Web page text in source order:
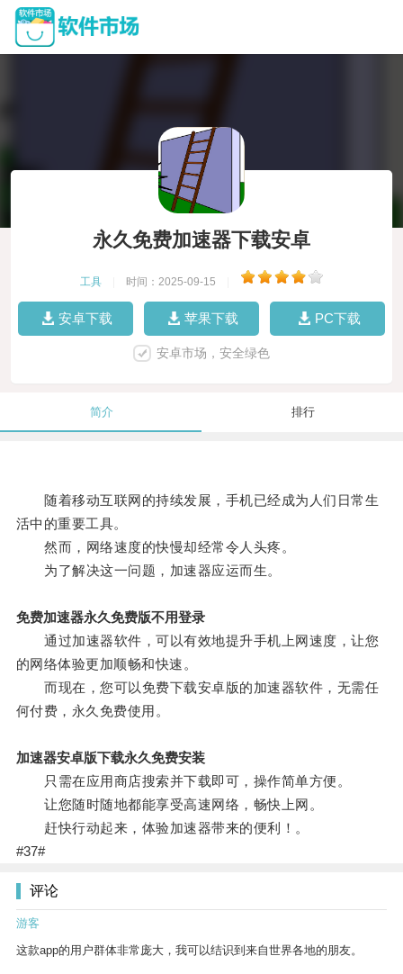
永久免费加速器下载安卓
工具 时间：2025-09-15
安卓下载 苹果下载 PC下载
安卓市场，安全绿色
简介 排行
随着移动互联网的持续发展，手机已经成为人们日常生
活中的重要工具。
然而，网络速度的快慢却经常令人头疼。
为了解决这一问题，加速器应运而生。
免费加速器永久免费版不用登录
通过加速器软件，可以有效地提升手机上网速度，让您
的网络体验更加顺畅和快速。
而现在，您可以免费下载安卓版的加速器软件，无需任
何付费，永久免费使用。
加速器安卓版下载永久免费安装
只需在应用商店搜索并下载即可，操作简单方便。
让您随时随地都能享受高速网络，畅快上网。
赶快行动起来，体验加速器带来的便利！。
#37#
评论
游客
这款app的用户群体非常庞大，我可以结识到来自世界各地的朋友。